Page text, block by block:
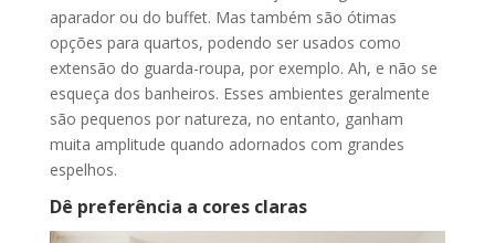
aparador ou do buffet. Mas também são ótimas
opções para quartos, podendo ser usados como
extensão do guarda-roupa, por exemplo. Ah, e não se
esqueça dos banheiros. Esses ambientes geralmente
são pequenos por natureza, no entanto, ganham
muita amplitude quando adornados com grandes
espelhos.
Dê preferência a cores claras